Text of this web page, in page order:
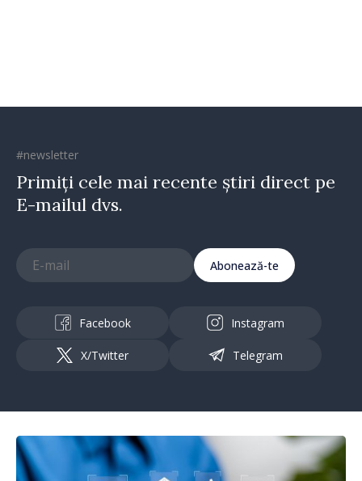
#newsletter
Primiți cele mai recente știri direct pe
E-mailul dvs.
Abonează-te
Facebook Instagram
X/Twitter Telegram